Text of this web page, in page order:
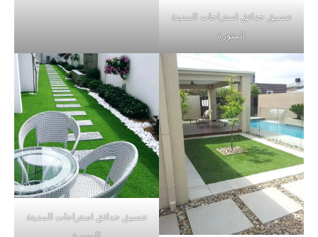
تنسيق حدائق استراحات المدينة
المنورة
تنسيق حدائق استراحات المدينة